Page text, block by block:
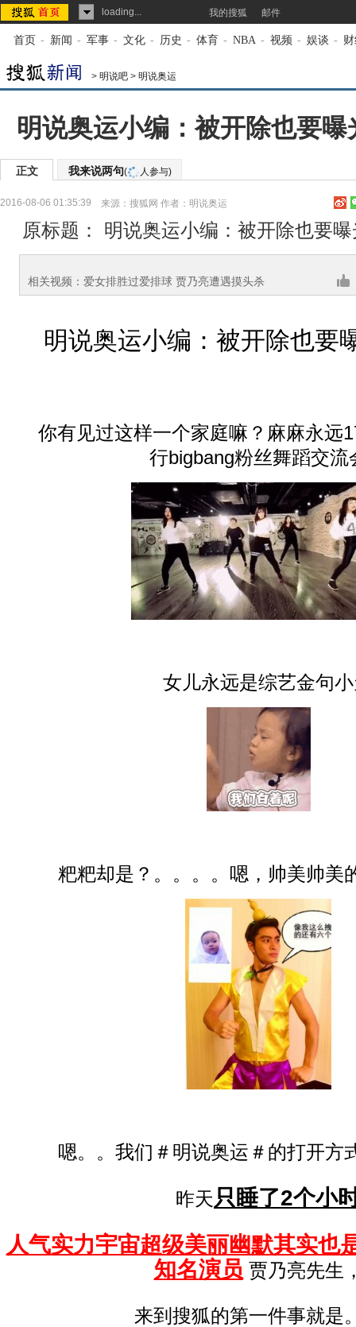
loading... 我的搜狐 邮件
首页 - 新闻 - 军事 - 文化 - 历史 - 体育 - NBA - 视频 - 娱谈 -
> 明说吧 > 明说奥运
明说奥运小编：被开除也要
正文 我来说两句( 人参与)
2016-08-06 01:35:39 来源： 搜狐网 作者：明说奥运
原标题： 明说奥运小编：被开除也要
相关视频：爱女排胜过爱排球 贾乃亮遭遇摸头杀
明说奥运小编：被开除也要
你有见过这样一个家庭嘛？麻麻永远
行bigbang粉丝舞蹈交流
女儿永远是综艺金句小
粑粑却是？。。。。嗯，帅美帅美
嗯。。我们＃明说奥运＃的打开方
昨天只睡了2个小
人气实力宇宙超级美丽幽默其实也
知名演员 贾乃亮先生
来到搜狐的第一件事就是